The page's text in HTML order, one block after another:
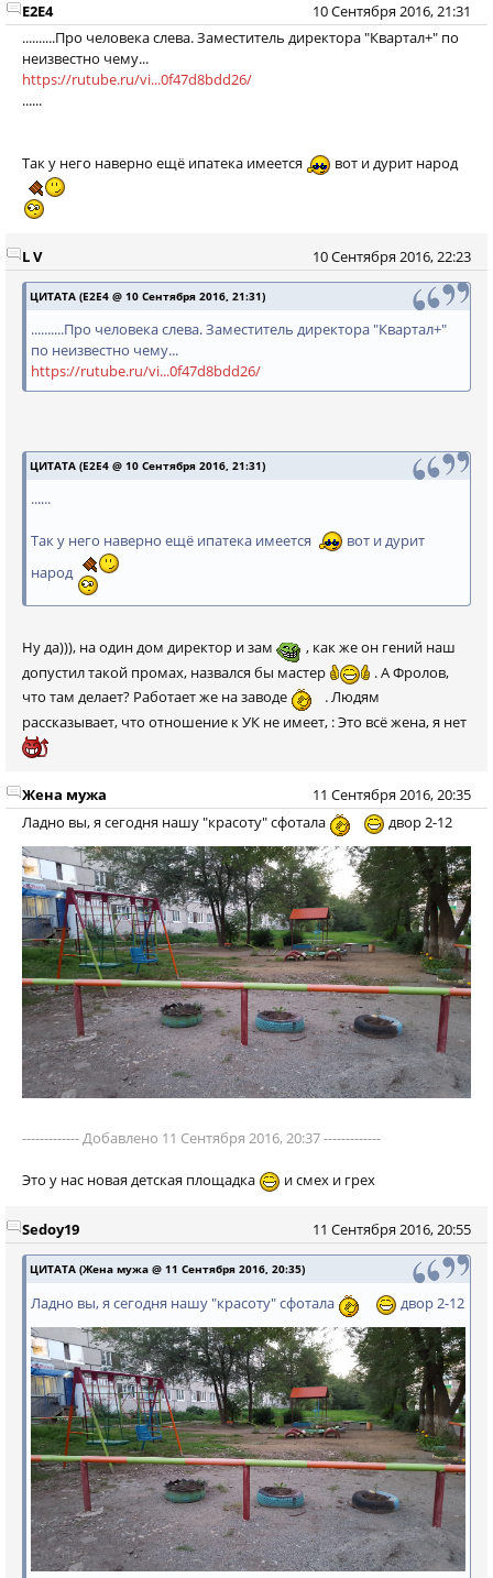
10 Сентября 2016, 21:31
E2E4
..........Про человека слева. Заместитель директора "Квартал+" по
неизвестно чему...
https://rutube.ru/vi...0f47d8bdd26/
......
Так у него наверно ещё ипатека имеется вот и дурит народ
10 Сентября 2016, 22:23
L V
ЦИТАТА (E2E4 @ 10 Сентября 2016, 21:31)
..........Про человека слева. Заместитель директора "Квартал+"
по неизвестно чему...
https://rutube.ru/vi...0f47d8bdd26/
ЦИТАТА (E2E4 @ 10 Сентября 2016, 21:31)
......
Так у него наверно ещё ипатека имеется
вот и дурит
народ
Ну да))), на один дом директор и зам
, как же он гений наш
допустил такой промах, назвался бы мастер
. А Фролов,
что там делает? Работает же на заводе
. Людям
рассказывает, что отношение к УК не имеет, : Это всё жена, я нет
11 Сентября 2016, 20:35
Жена мужа
Ладно вы, я сегодня нашу "красоту" сфотала
двор 2-12
------------- Добавлено 11 Сентября 2016, 20:37 -------------
Это у нас новая детская площадка и смех и грех
11 Сентября 2016, 20:55
Sedoy19
ЦИТАТА (Жена мужа @ 11 Сентября 2016, 20:35)
Ладно вы, я сегодня нашу "красоту" сфотала двор 2-12